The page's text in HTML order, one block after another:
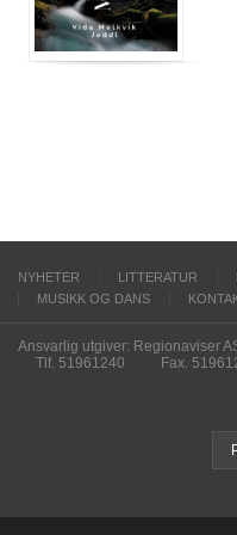
NYHETER LITTERATUR
MUSIKK OG DANS
Ansvarlig utgiver: Regionaviser
Tlf. 51961240
Fax.